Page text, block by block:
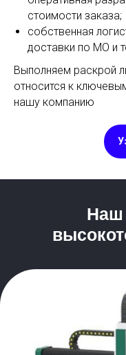
стоимости заказа;
собственная
доставки по МО и
Выполняем раскрой
относится к
нашу компанию
Наш